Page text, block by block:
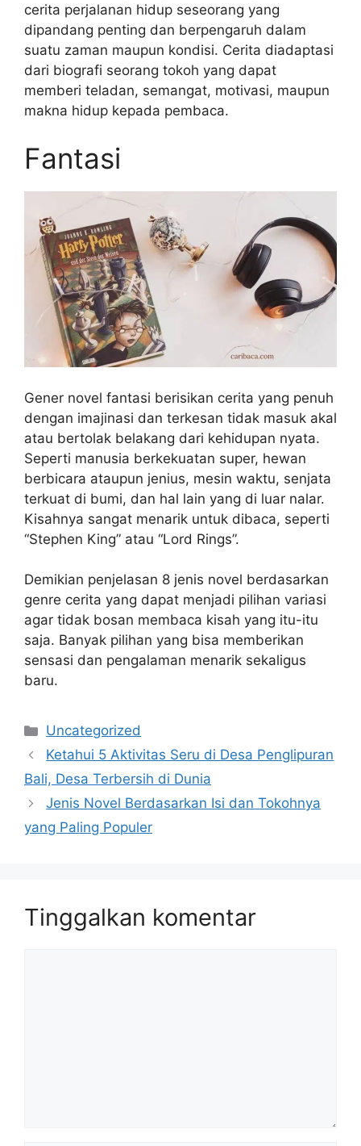
cerita perjalanan hidup seseorang yang
dipandang penting dan berpengaruh dalam
suatu zaman maupun kondisi. Cerita diadaptasi
dari biografi seorang tokoh yang dapat
memberi teladan, semangat, motivasi, maupun
makna hidup kepada pembaca.
Fantasi
Gener novel fantasi berisikan cerita yang penuh
dengan imajinasi dan terkesan tidak masuk akal
atau bertolak belakang dari kehidupan nyata.
Seperti manusia berkekuatan super, hewan
berbicara ataupun jenius, mesin waktu, senjata
terkuat di bumi, dan hal lain yang di luar nalar.
Kisahnya sangat menarik untuk dibaca, seperti
“Stephen King” atau “Lord Rings”.
Demikian penjelasan 8 jenis novel berdasarkan
genre cerita yang dapat menjadi pilihan variasi
agar tidak bosan membaca kisah yang itu-itu
saja. Banyak pilihan yang bisa memberikan
sensasi dan pengalaman menarik sekaligus
baru.
Kategori
Uncategorized
Ketahui 5 Aktivitas Seru di Desa Penglipuran
Bali, Desa Terbersih di Dunia
Jenis Novel Berdasarkan Isi dan Tokohnya
yang Paling Populer
Tinggalkan komentar